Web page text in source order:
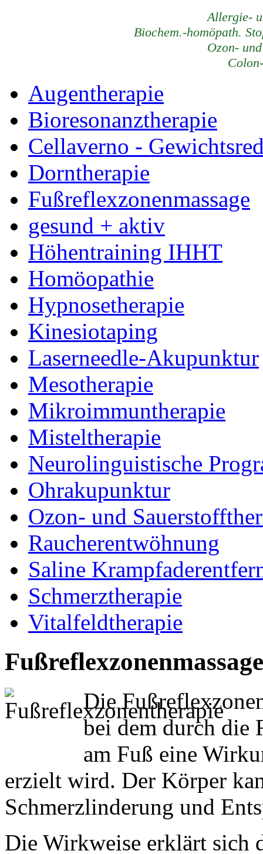
Allergie-
Biochem.-homöpath.
Ozon-
Augentherapie
Bioresonanztherapie
Cellaverno -
Dorntherapie
Fußreflexzonenmassage
gesund + aktiv
Höhentraining IHHT
Homöopathie
Hypnosetherapie
Kinesiotaping
Laserneedle-Akupunktur
Mesotherapie
Mikroimmuntherapie
Misteltherapie
Neurolinguistische
Ohrakupunktur
Ozon- und
Raucherentwöhnung
Saline
Schmerztherapie
Vitalfeldtherapie
Fußreflexzonenmassage
Die
bei dem durch die
am Fuß eine
erzielt wird. Der Körper
Schmerzlinderung und
Die Wirkweise erklärt sich